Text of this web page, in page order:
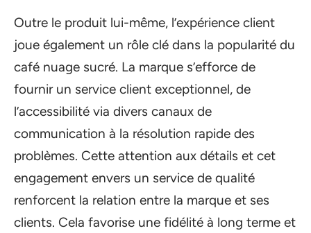
Outre le produit lui-même, l’expérience client
joue également un rôle clé dans la popularité du
café nuage sucré. La marque s’efforce de
fournir un service client exceptionnel, de
l’accessibilité via divers canaux de
communication à la résolution rapide des
problèmes. Cette attention aux détails et cet
engagement envers un service de qualité
renforcent la relation entre la marque et ses
clients. Cela favorise une fidélité à long terme et